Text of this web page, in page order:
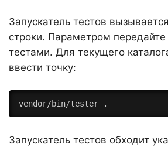
Запускатель тестов
строки. Параметром передайте
тестами. Для текущего
ввести точку:
vendor/bin/tester .
Запускатель тестов обходит